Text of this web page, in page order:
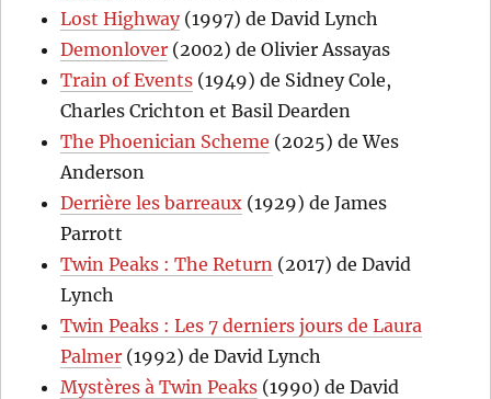
Lost Highway(1997) de David Lynch
Demonlover (2002) de Olivier Assayas
Train of Events (1949) de Sidney Cole,
Charles Crichton et Basil Dearden
The Phoenician Scheme (2025) de Wes
Anderson
Derrière les barreaux (1929) de James
Parrott
Twin Peaks : The Return (2017) de David
Lynch
Twin Peaks : Les 7 derniers jours de Laura
Palmer (1992) de David Lynch
Mystères à Twin Peaks (1990) de David